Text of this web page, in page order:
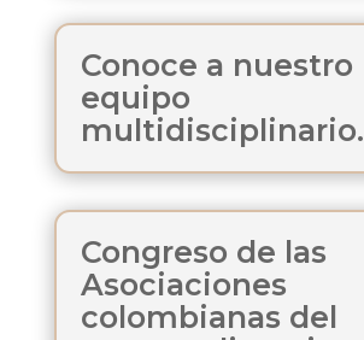
Conoce a nuestro
equipo
multidisciplinario.
Congreso de las
Asociaciones
colombianas del